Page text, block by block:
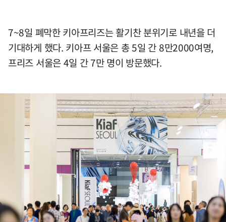
7~8일 폐막한 키아프리즈는 활기찬 분위기로 내년을 더
기대하게 했다. 키아프 서울은 총 5일 간 8만2000여명,
프리즈 서울은 4일 간 7만 명이 방문했다.